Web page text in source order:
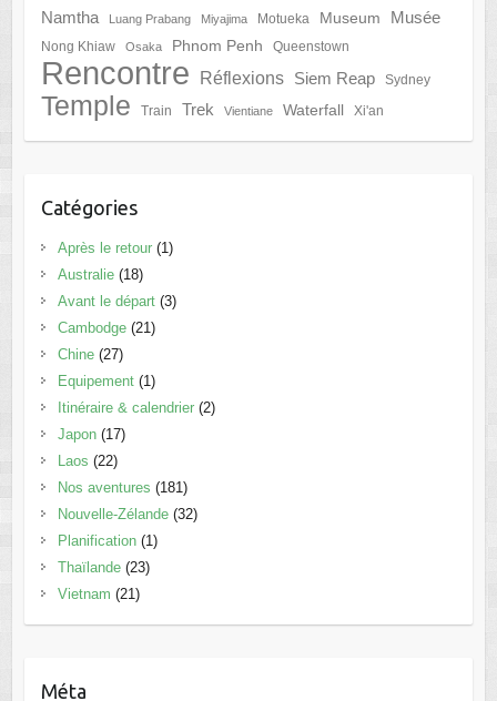
Namtha
Luang Prabang Miyajima Motueka Museum Musée
Nong Khiaw Osaka Phnom Penh Queenstown
Rencontre Réflexions Siem Reap Sydney
Temple Train Trek Vientiane Waterfall Xi'an
Catégories
Après le retour(1)
Australie(18)
Avant le départ(3)
Cambodge(21)
Chine(27)
Equipement(1)
Itinéraire & calendrier(2)
Japon(17)
Laos (22)
Nos aventures (181)
Nouvelle-Zélande(32)
Planification(1)
Thaïlande(23)
Vietnam (21)
Méta